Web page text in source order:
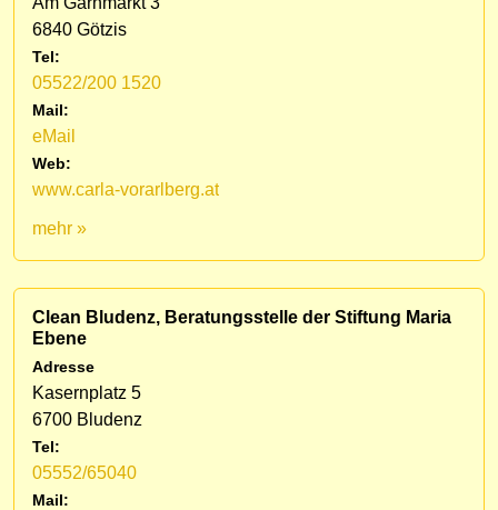
6840 Götzis
Tel:
05522/200 1520
Mail:
eMail
Web:
www.carla-vorarlberg.at
mehr »
Clean Bludenz, Beratungsstelle der Stiftung Maria
Ebene
Adresse
Kasernplatz 5
6700 Bludenz
Tel:
05552/65040
Mail: